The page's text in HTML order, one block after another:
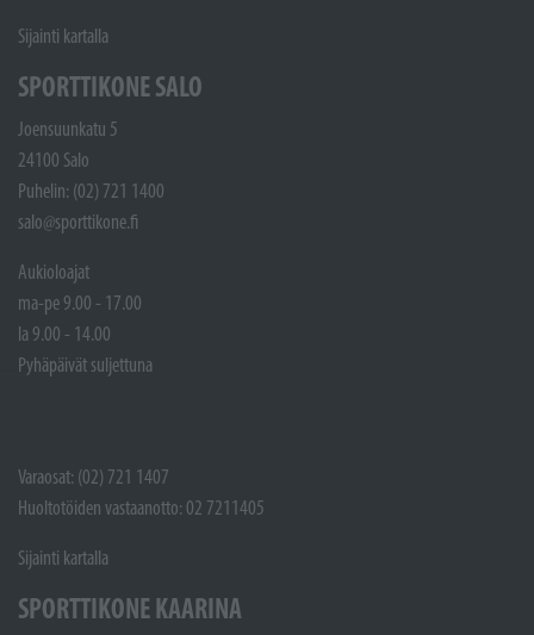
Sijainti kartalla
SPORTTIKONE SALO
Joensuunkatu 5
24100 Salo
Puhelin: (02) 721 1400
salo@sporttikone.fi
Aukioloajat
ma-pe 9.00 - 17.00
la 9.00 - 14.00
Pyhäpäivät suljettuna
Varaosat: (02) 721 1407
Huoltotöiden vastaanotto: 02 7211405
Sijainti kartalla
SPORTTIKONE KAARINA